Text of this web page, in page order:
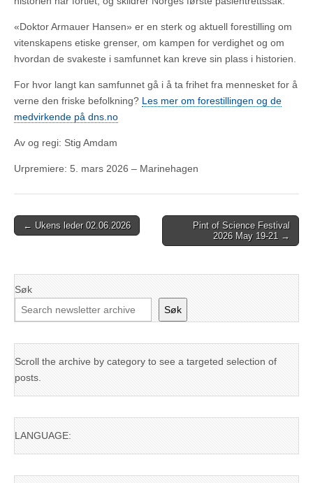
«Doktor Armauer Hansen» er en sterk og aktuell forestilling om
vitenskapens etiske grenser, om kampen for verdighet og om
hvordan de svakeste i samfunnet kan kreve sin plass i historien.
For hvor langt kan samfunnet gå i å ta frihet fra mennesket for å
verne den friske befolkning? Les mer om forestillingen og de
medvirkende på dns.no
Av og regi: Stig Amdam
Urpremiere: 5. mars 2026 – Marinehagen
Post← Ukens leder 02.06.2026
Pint of Science Festival
2026 May 19-21 →
Søk
Søk
Scroll the archive by category to see a targeted selection of
posts.
LANGUAGE: